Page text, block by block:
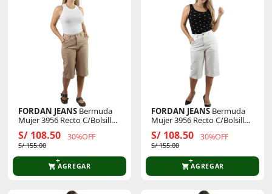
FORDAN JEANS Bermuda
Mujer 3956 Recto C/Bolsillo
S/ 108.50 30%OFF
S/ 155.00
AGREGAR
FORDAN JEANS Bermuda
Mujer 3956 Recto C/Bolsillo
S/ 108.50 30%OFF
S/ 155.00
AGREGAR